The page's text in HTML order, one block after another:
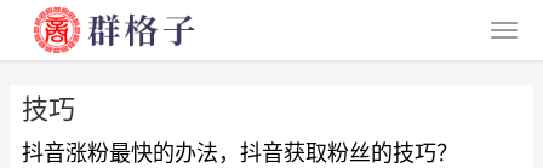
技巧
抖音涨粉最快的办法，抖音获取粉丝的技巧？